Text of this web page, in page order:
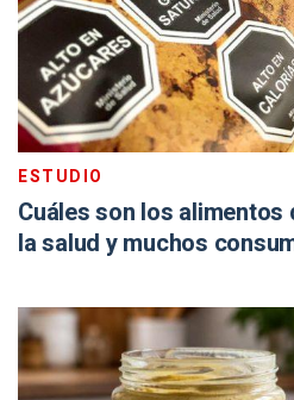
ESTUDIO
Cuáles son los
la salud y muchos